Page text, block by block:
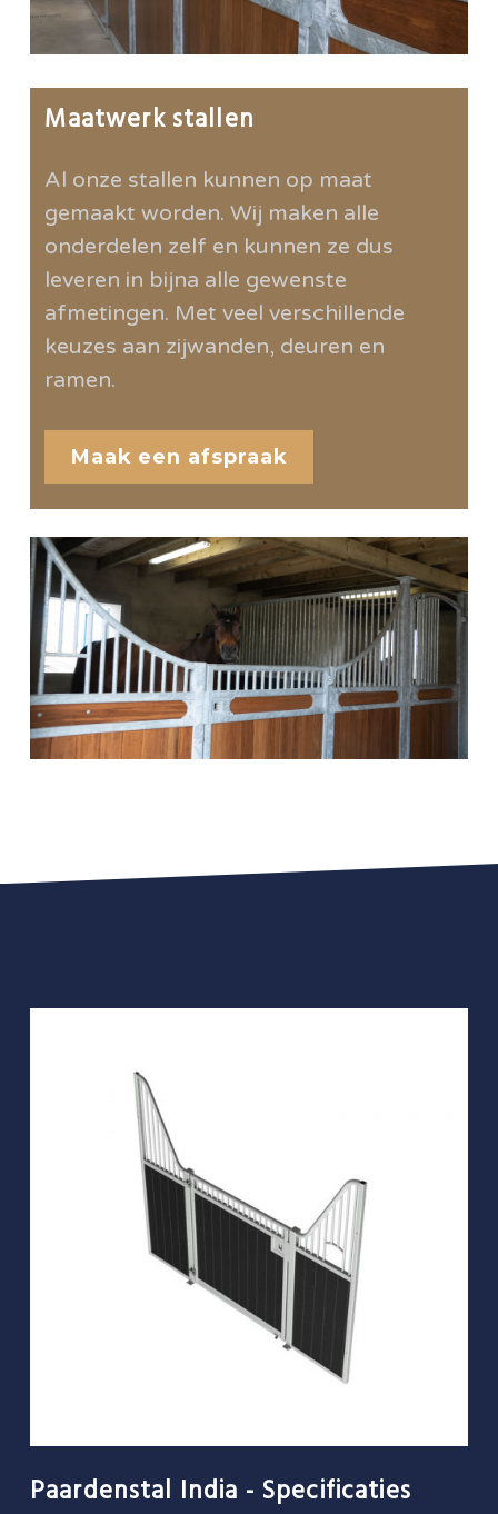
Maatwerk stallen
Al onze stallen kunnen op maat
gemaakt worden. Wij maken alle
onderdelen zelf en kunnen ze dus
leveren in bijna alle gewenste
afmetingen. Met veel verschillende
keuzes aan zijwanden, deuren en
ramen.
Maak een afspraak
Paardenstal India - Specificaties